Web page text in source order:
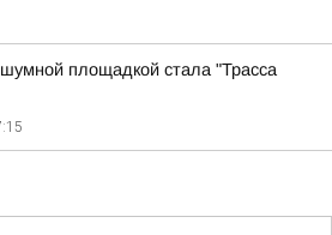
площадкой стала "Трасса